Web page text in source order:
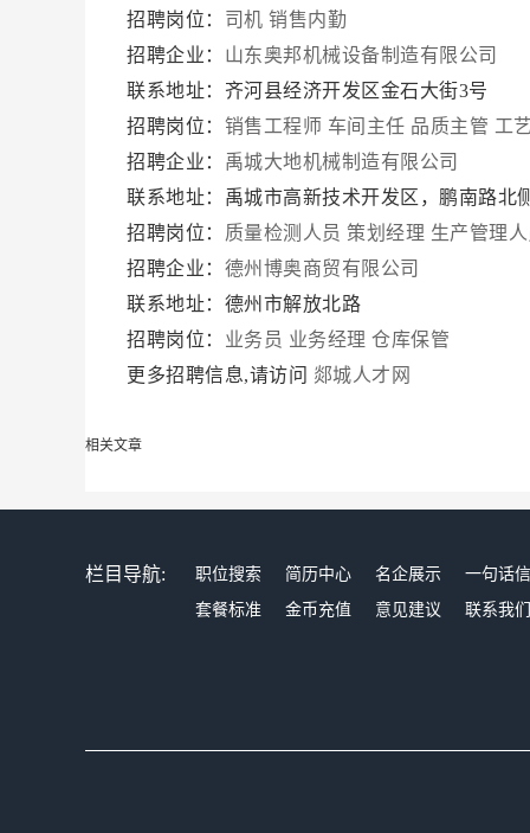
招聘岗位： 司机 销售内勤
招聘企业： 山东奥邦机械设备制造有限公司
联系地址：齐河县经济开发区金石大街3号
招聘岗位： 销售工程师 车间主任 品质主管 工
招聘企业： 禹城大地机械制造有限公司
联系地址：禹城市高新技术开发区，鹏南路北
招聘岗位： 质量检测人员 策划经理 生产管理人
招聘企业： 德州博奥商贸有限公司
联系地址：德州市解放北路
招聘岗位： 业务员 业务经理 仓库保管
更多招聘信息,请访问 郯城人才网
相关文章
栏目导航: 职位搜索 简历中心 名企展示 一句话
套餐标准
金币充值 意见建议 联系我们